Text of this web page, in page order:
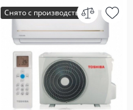
Снято с производства